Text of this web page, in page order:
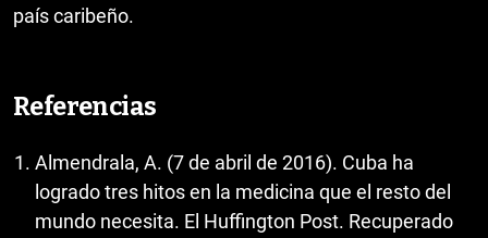
país caribeño.
Referencias
Almendrala, A. (7 de abril de 2016). Cuba ha
logrado tres hitos en la medicina que el resto del
mundo necesita. El Huffington Post. Recuperado